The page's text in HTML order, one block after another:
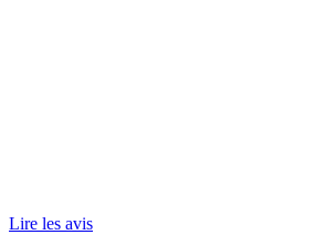
Lire les avis